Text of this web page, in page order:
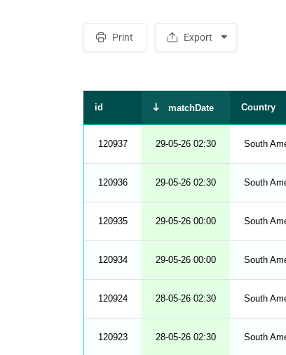
Print Export
id matchDate Country
120937 29-05-26 02:30 South
120936 29-05-26 02:30 South
120935 29-05-26 00:00 South
120934 29-05-26 00:00 South
120924 28-05-26 02:30 South
120923 28-05-26 02:30 South